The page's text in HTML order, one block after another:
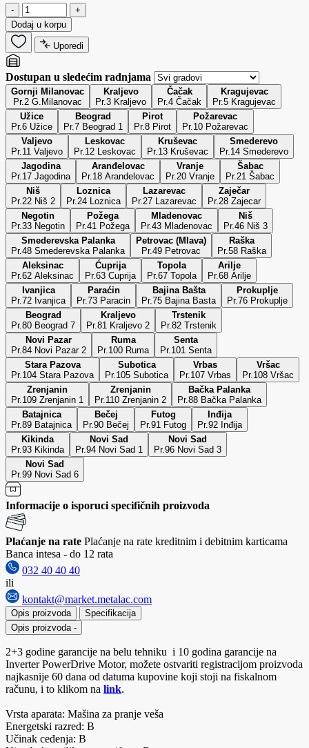
-
+
Dodaj u korpu
Uporedi
Dostupan u sledećim radnjama
Gornji Milanovac
Pr.2 G.Milanovac
Kraljevo
Pr.3 Kraljevo
Čačak
Pr.4 Čačak
Kragujevac
Pr.5 Kragujevac
Užice
Pr.6 Užice
Beograd
Pr.7 Beograd 1
Pirot
Pr.8 Pirot
Požarevac
Pr.10 Požarevac
Valjevo
Pr.11 Valjevo
Leskovac
Pr.12 Leskovac
Kruševac
Pr.13 Kruševac
Smederevo
Pr.14 Smederevo
Jagodina
Pr.17 Jagodina
Aranđelovac
Pr.18 Arandelovac
Vranje
Pr.20 Vranje
Šabac
Pr.21 Šabac
Niš
Pr.22 Niš 2
Loznica
Pr.24 Loznica
Lazarevac
Pr.27 Lazarevac
Zaječar
Pr.28 Zajecar
Negotin
Pr.33 Negotin
Požega
Pr.41 Požega
Mladenovac
Pr.43 Mladenovac
Niš
Pr.46 Niš 3
Smederevska Palanka
Pr.48 Smederevska Palanka
Petrovac (Mlava)
Pr.49 Petrovac
Raška
Pr.58 Raška
Aleksinac
Pr.62 Aleksinac
Ćuprija
Pr.63 Cuprija
Topola
Pr.67 Topola
Arilje
Pr.68 Arilje
Ivanjica
Pr.72 Ivanjica
Paraćin
Pr.73 Paracin
Bajina Bašta
Pr.75 Bajina Basta
Prokuplje
Pr.76 Prokuplje
Beograd
Pr.80 Beograd 7
Kraljevo
Pr.81 Kraljevo 2
Trstenik
Pr.82 Trstenik
Novi Pazar
Pr.84 Novi Pazar 2
Ruma
Pr.100 Ruma
Senta
Pr.101 Senta
Stara Pazova
Pr.104 Stara Pazova
Subotica
Pr.105 Subotica
Vrbas
Pr.107 Vrbas
Vršac
Pr.108 Vršac
Zrenjanin
Pr.109 Zrenjanin 1
Zrenjanin
Pr.110 Zrenjanin 2
Bačka Palanka
Pr.88 Bačka Palanka
Batajnica
Pr.89 Batajnica
Bečej
Pr.90 Bečej
Futog
Pr.91 Futog
Inđija
Pr.92 Inđija
Kikinda
Pr.93 Kikinda
Novi Sad
Pr.94 Novi Sad 1
Novi Sad
Pr.96 Novi Sad 3
Novi Sad
Pr.99 Novi Sad 6
Informacije o isporuci specifičnih proizvoda
Plaćanje na rate Plaćanje na rate kreditnim i debitnim karticama
Banca intesa - do 12 rata
032 40 40 40
ili
kontakt@market.metalac.com
Opis proizvoda
Specifikacija
Opis proizvoda -
2+3 godine garancije na belu tehniku i 10 godina garancije na
Inverter PowerDrive Motor, možete ostvariti registracijom proizvoda
najkasnije 60 dana od datuma kupovine koji stoji na fiskalnom
računu, i to klikom na link.
Vrsta aparata: Mašina za pranje veša
Energetski razred: B
Učinak ceđenja: B